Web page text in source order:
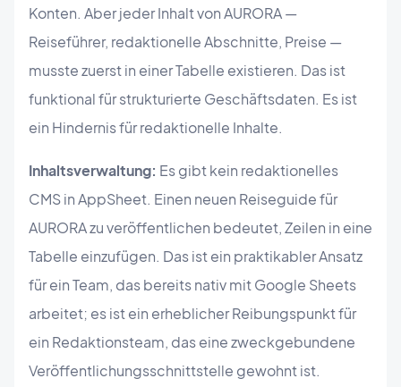
Konten. Aber jeder Inhalt von AURORA —
Reiseführer, redaktionelle Abschnitte, Preise —
musste zuerst in einer Tabelle existieren. Das ist
funktional für strukturierte Geschäftsdaten. Es ist
ein Hindernis für redaktionelle Inhalte.
Inhaltsverwaltung: Es gibt kein redaktionelles
CMS in AppSheet. Einen neuen Reiseguide für
AURORA zu veröffentlichen bedeutet, Zeilen in eine
Tabelle einzufügen. Das ist ein praktikabler Ansatz
für ein Team, das bereits nativ mit Google Sheets
arbeitet; es ist ein erheblicher Reibungspunkt für
ein Redaktionsteam, das eine zweckgebundene
Veröffentlichungsschnittstelle gewohnt ist.